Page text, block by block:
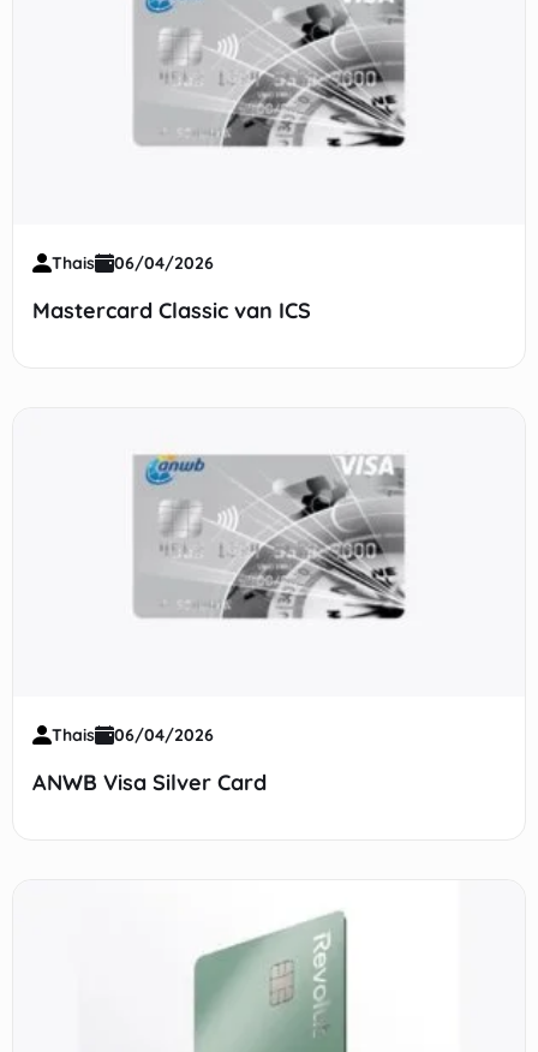
Thais 06/04/2026
Mastercard Classic van ICS
Thais 06/04/2026
ANWB Visa Silver Card